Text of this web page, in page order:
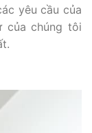
yêu cầu của
của chúng tôi